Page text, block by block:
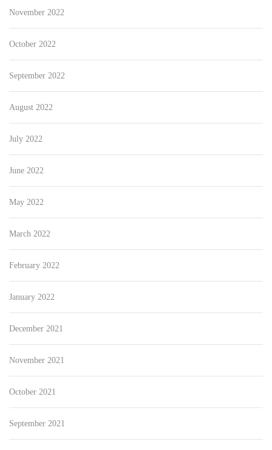
November 2022
October 2022
September 2022
August 2022
July 2022
June 2022
May 2022
March 2022
February 2022
January 2022
December 2021
November 2021
October 2021
September 2021